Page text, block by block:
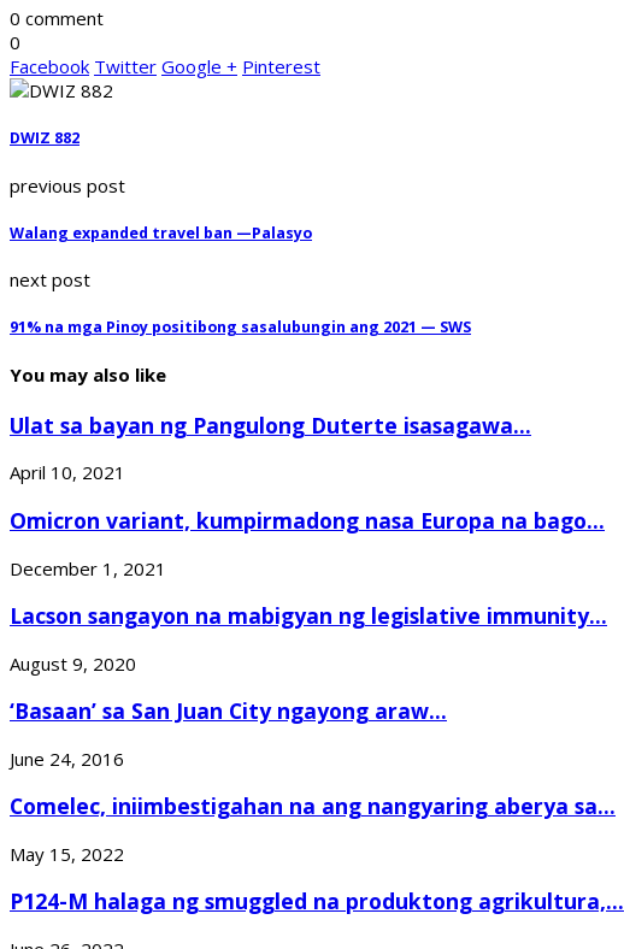
0 comment
0
Facebook Twitter Google + Pinterest
DWIZ 882
previous post
Walang expanded travel ban —Palasyo
next post
91% na mga Pinoy positibong sasalubungin ang 2021 — SWS
You may also like
Ulat sa bayan ng Pangulong Duterte isasagawa...
April 10, 2021
Omicron variant, kumpirmadong nasa Europa na bago...
December 1, 2021
Lacson sangayon na mabigyan ng legislative immunity...
August 9, 2020
‘Basaan’ sa San Juan City ngayong araw...
June 24, 2016
Comelec, iniimbestigahan na ang nangyaring aberya sa...
May 15, 2022
P124-M halaga ng smuggled na produktong agrikultura,...